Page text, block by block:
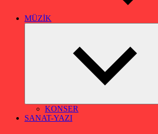
MÜZİK
KONSER
SANAT-YAZI